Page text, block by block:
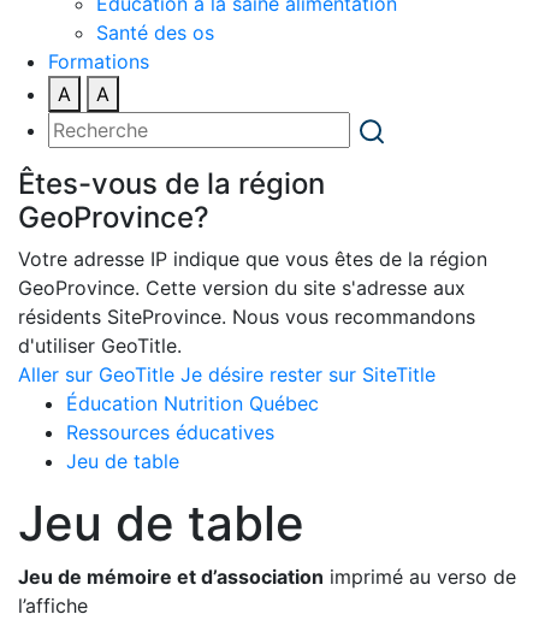
Santé des os
Formations
A
A
Êtes-vous de la région
GeoProvince?
Votre adresse IP indique que vous êtes de la région
GeoProvince. Cette version du site s'adresse aux
résidents SiteProvince. Nous vous recommandons
d'utiliser GeoTitle.
Aller sur GeoTitle Je désire rester sur SiteTitle
Éducation Nutrition Québec
Ressources éducatives
Jeu de table
Jeu de table
Jeu de mémoire et d’association imprimé au verso de
l’affiche